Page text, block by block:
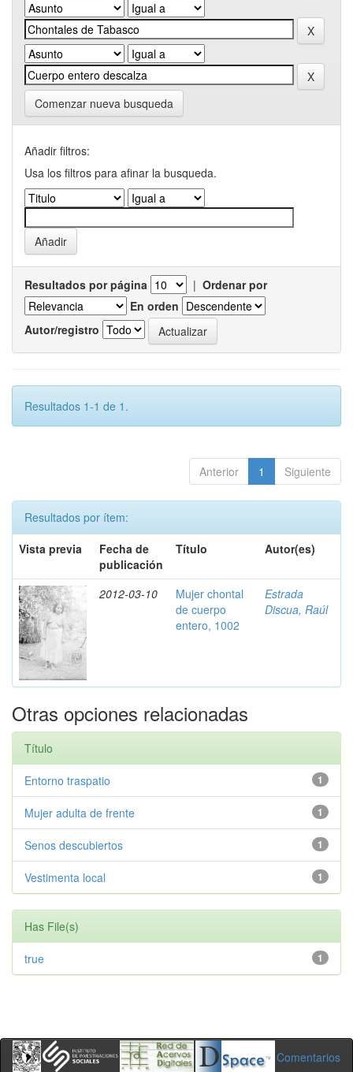
Comenzar nueva busqueda
Añadir filtros:
Usa los filtros para afinar la busqueda.
Resultados por página | Ordenar por
En orden
Autor/registro
Resultados 1-1 de 1.
Anterior 1 Siguiente
Resultados por ítem:
Vista previa
Fecha de
publicación
Título Autor(es)
2012-03-10
Mujer chontal
de cuerpo
entero, 1002
Estrada
Discua, Raúl
Otras opciones relacionadas
Título
1
Entorno traspatio
1
Mujer adulta de frente
1
Senos descubiertos
1
Vestimenta local
Has File(s)
1
true
Comentarios